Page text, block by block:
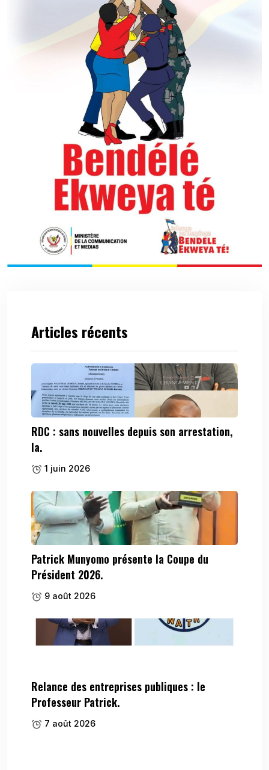
Articles récents
RDC : sans nouvelles depuis son arrestation,
la.
1 juin 2026
Patrick Munyomo présente la Coupe du
Président 2026.
9 août 2026
Relance des entreprises publiques : le
Professeur Patrick.
7 août 2026